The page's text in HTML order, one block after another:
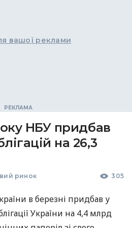
вашої реклами
НБУ придбав
на 26,3
ринок 305
в березні придбав у
України на 4,4 млрд